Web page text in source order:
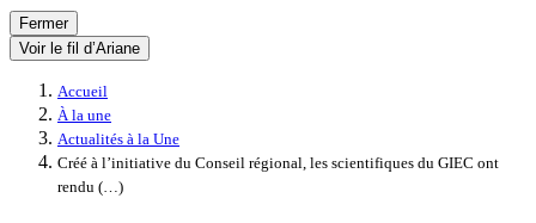
Fermer
Voir le fil d’Ariane
Accueil
À la une
Actualités à la Une
Créé à l’initiative du Conseil régional, les scientifiques du GIEC ont
rendu (…)